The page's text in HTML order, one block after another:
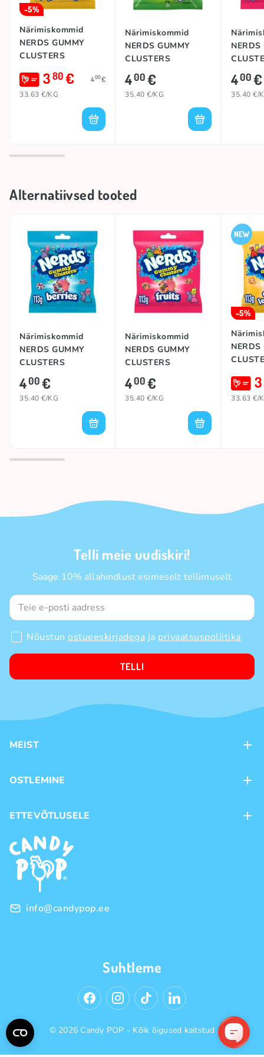
-5%
Närimiskommid
NERDS GUMMY
CLUSTERS
LEMONADE BLITZ),
113g
380€ 400€
33.63 €/KG
Närimiskommid
NERDS GUMMY
CLUSTERS
(CHERRY
RASPBERRY), 113g
400€
35.40 €/KG
NERDS
400€
35.40 €/
Alternatiivsed tooted
Närimiskommid
NERDS GUMMY
CLUSTERS
(BERRIES), 113g
400€
35.40 €/KG
Närimiskommid
NERDS GUMMY
CLUSTERS
(FRUITS), 113g
400€
35.40 €/KG
-5%
NERDS
113g
3
33.63 €/
Telli meie uudiskiri!
Saage 10% allahindlust esimeselt tellimuselt
Nõustun ostueeskirjadega ja privaatsuspoliitika
TELLI
MEIST
Kauplused
OSTLEMINE
Ostutingimused
Privaatsuspoliitika
ETTEVÕTLUSELE
Frantsiis
Hulgimüük
info@candypop.ee
Suhtleme
© 2026 Candy POP - Kõik õigused kaitstud